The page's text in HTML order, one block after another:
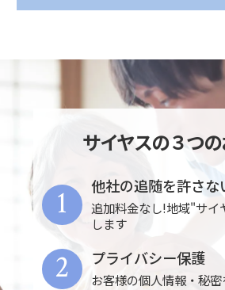
サイヤスの３つ
他社の追随を許さな
追加料金なし!地域"サイ
します
1
プライバシー保護
お客様の個人情報・秘
2